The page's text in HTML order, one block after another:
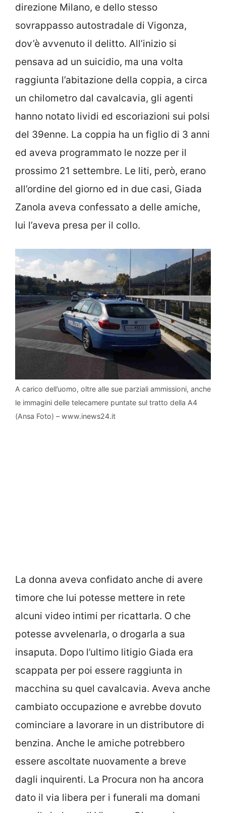
direzione Milano, e dello stesso
sovrappasso autostradale di Vigonza,
dov’è avvenuto il delitto. All’inizio si
pensava ad un suicidio, ma una volta
raggiunta l’abitazione della coppia, a circa
un chilometro dal cavalcavia, gli agenti
hanno notato lividi ed escoriazioni sui polsi
del 39enne. La coppia ha un figlio di 3 anni
ed aveva programmato le nozze per il
prossimo 21 settembre. Le liti, però, erano
all’ordine del giorno ed in due casi, Giada
Zanola aveva confessato a delle amiche,
lui l’aveva presa per il collo.
A carico dell’uomo, oltre alle sue parziali ammissioni, anche
le immagini delle telecamere puntate sul tratto della A4
(Ansa Foto) – www.inews24.it
La donna aveva confidato anche di avere
timore che lui potesse mettere in rete
alcuni video intimi per ricattarla. O che
potesse avvelenarla, o drogarla a sua
insaputa. Dopo l’ultimo litigio Giada era
scappata per poi essere raggiunta in
macchina su quel cavalcavia. Aveva anche
cambiato occupazione e avrebbe dovuto
cominciare a lavorare in un distributore di
benzina. Anche le amiche potrebbero
essere ascoltate nuovamente a breve
dagli inquirenti. La Procura non ha ancora
dato il via libera per i funerali ma domani